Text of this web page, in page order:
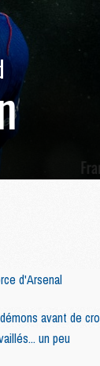
d'Arsenal
avant de
un peu